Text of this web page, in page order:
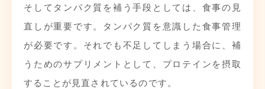
そしてタンパク質を補う手段としては、食事の見
直しが重要です。タンパク質を意識した食事管理
が必要です。それでも不足してしまう場合に、補
うためのサプリメントとして、プロテインを摂取
することが見直されているのです。